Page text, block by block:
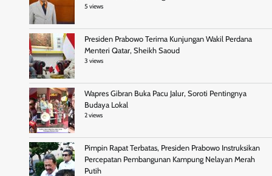
5 views
Presiden Prabowo Terima Kunjungan Wakil Perdana
Menteri Qatar, Sheikh Saoud
3 views
Wapres Gibran Buka Pacu Jalur, Soroti Pentingnya
Budaya Lokal
2 views
Pimpin Rapat Terbatas, Presiden Prabowo Instruksikan
Percepatan Pembangunan Kampung Nelayan Merah
Putih